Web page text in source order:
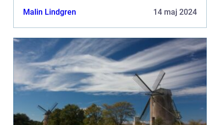
Malin Lindgren 14 maj 2024